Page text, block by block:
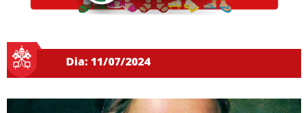
Dia: 11/07/2024